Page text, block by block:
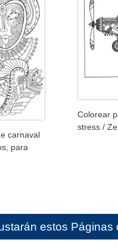
carnaval
para
Colorear
stress /
estos Páginas